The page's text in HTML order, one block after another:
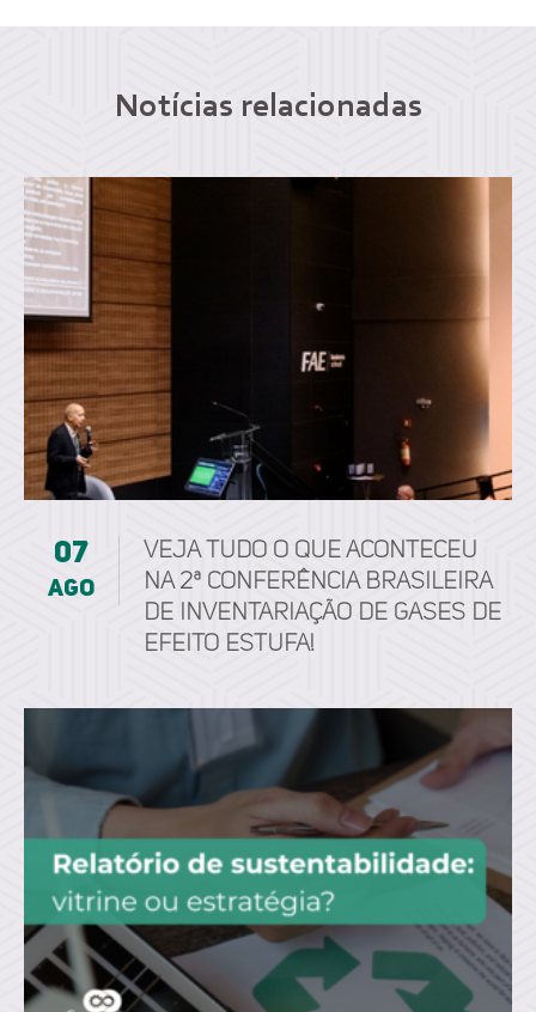
Notícias relacionadas
07
ago
Veja tudo o que aconteceu
na 2ª Conferência Brasileira
de Inventariação de Gases de
Efeito Estufa!